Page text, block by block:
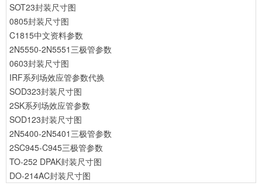
SOT23封装尺寸图
0805封装尺寸图
C1815中文资料参数
2N5550-2N5551三极管参数
0603封装尺寸图
IRF系列场效应管参数代换
SOD323封装尺寸图
2SK系列场效应管参数
SOD123封装尺寸图
2N5400-2N5401三极管参数
2SC945-C945三极管参数
TO-252 DPAK封装尺寸图
DO-214AC封装尺寸图